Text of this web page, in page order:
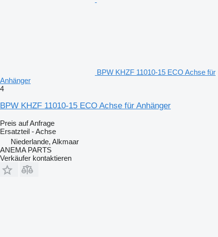
BPW KHZF 11010-15 ECO Achse für
Anhänger
4
BPW KHZF 11010-15 ECO Achse für Anhänger
Preis auf Anfrage
Ersatzteil - Achse
Niederlande, Alkmaar
ANEMA PARTS
Verkäufer kontaktieren